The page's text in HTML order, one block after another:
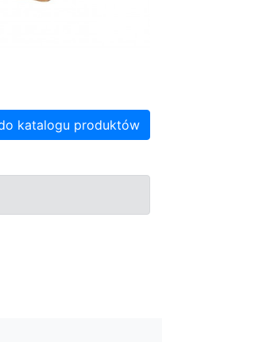
katalogu produktów